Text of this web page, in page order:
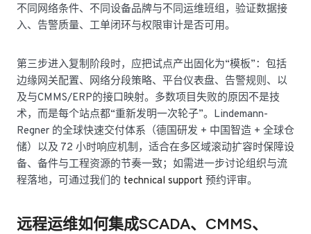
不同网络条件、不同设备品牌与不同运维班组，验证数据接
入、告警质量、工单闭环与权限审计是否可用。
第三步进入复制阶段时，应把试点产出固化为“模板”：包括
边缘网关配置、网络分段策略、平台仪表盘、告警规则、以
及与CMMS/ERP的接口映射。多数项目失败的原因不是技
术，而是每个站点都“重新发明一次轮子”。Lindemann-
Regner 的全球快速交付体系（德国研发 + 中国智造 + 全球仓
储）以及 72 小时响应机制，适合在多区域滚动扩容时保障设
备、备件与工程资源的节奏一致；如需进一步讨论组织与流
程落地，可通过我们的 technical support 预约评审。
远程运维如何集成SCADA、CMMS、